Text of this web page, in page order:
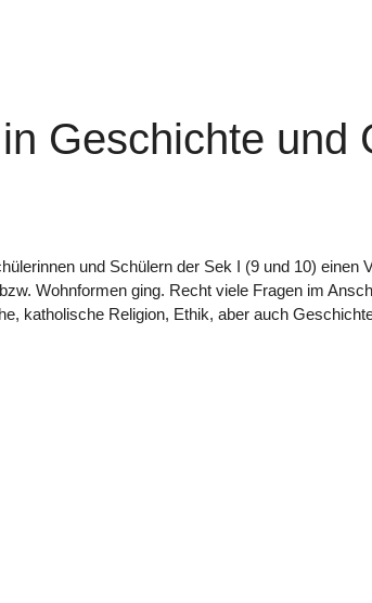
Geschichte und
und Schülern der Sek I (9 und 10) einen
Wohnformen ging. Recht viele Fragen im
katholische Religion, Ethik, aber auch